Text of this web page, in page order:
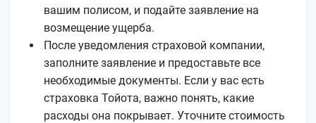
вашим полисом, и подайте заявление на
возмещение ущерба.
После уведомления страховой компании,
заполните заявление и предоставьте все
необходимые документы. Если у вас есть
страховка Тойота, важно понять, какие
расходы она покрывает. Уточните стоимость